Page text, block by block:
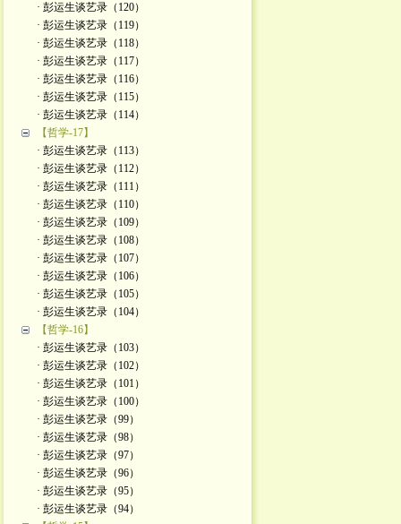
· 彭运生谈艺录（120）
· 彭运生谈艺录（119）
· 彭运生谈艺录（118）
· 彭运生谈艺录（117）
· 彭运生谈艺录（116）
· 彭运生谈艺录（115）
· 彭运生谈艺录（114）
【哲学-17】
· 彭运生谈艺录（113）
· 彭运生谈艺录（112）
· 彭运生谈艺录（111）
· 彭运生谈艺录（110）
· 彭运生谈艺录（109）
· 彭运生谈艺录（108）
· 彭运生谈艺录（107）
· 彭运生谈艺录（106）
· 彭运生谈艺录（105）
· 彭运生谈艺录（104）
【哲学-16】
· 彭运生谈艺录（103）
· 彭运生谈艺录（102）
· 彭运生谈艺录（101）
· 彭运生谈艺录（100）
· 彭运生谈艺录（99）
· 彭运生谈艺录（98）
· 彭运生谈艺录（97）
· 彭运生谈艺录（96）
· 彭运生谈艺录（95）
· 彭运生谈艺录（94）